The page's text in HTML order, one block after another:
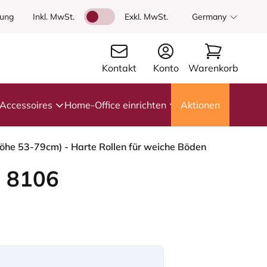
Inkl. MwSt. Exkl. MwSt. Germany
Kontakt Konto Warenkorb
Accessoires Home-Office einrichten Aktionen
53-79cm) - Harte Rollen für weiche Böden
8106